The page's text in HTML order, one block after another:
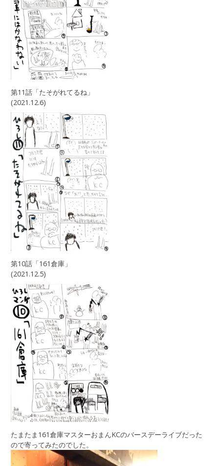
第11話「たそがれてるね」
(2021.12.6)
第10話「161倉庫」
(2021.12.5)
たまたま161倉庫マスターおまんKCのバースデーライブだった
ので寄ってみたのでした。